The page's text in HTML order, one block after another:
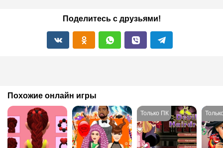
Поделитесь с друзьями!
Похожие онлайн игры